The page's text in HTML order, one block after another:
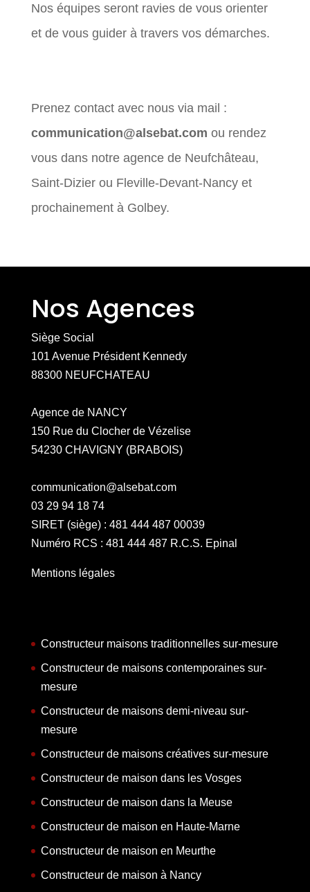
Nos équipes seront ravies de vous orienter
et de vous guider à travers vos démarches.
Prenez contact avec nous via mail :
communication@alsebat.com ou rendez
vous dans notre agence de Neufchâteau,
Saint-Dizier ou Fleville-Devant-Nancy et
prochainement à Golbey.
Nos Agences
Siège Social
101 Avenue Président Kennedy
88300 NEUFCHATEAU
Agence de NANCY
150 Rue du Clocher de Vézelise
54230 CHAVIGNY (BRABOIS)
communication@alsebat.com
03 29 94 18 74
SIRET (siège) : 481 444 487 00039
Numéro RCS : 481 444 487 R.C.S. Epinal
Mentions légales
Constructeur maisons traditionnelles sur-mesure
Constructeur de maisons contemporaines sur-
mesure
Constructeur de maisons demi-niveau sur-
mesure
Constructeur de maisons créatives sur-mesure
Constructeur de maison dans les Vosges
Constructeur de maison dans la Meuse
Constructeur de maison en Haute-Marne
Constructeur de maison en Meurthe
Constructeur de maison à Nancy